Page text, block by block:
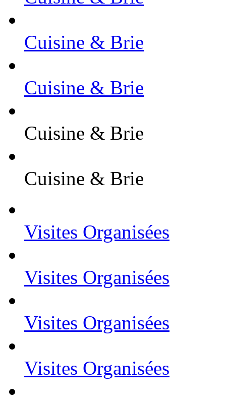
Cuisine & Brie
Cuisine & Brie
Cuisine & Brie
Cuisine & Brie
Visites Organisées
Visites Organisées
Visites Organisées
Visites Organisées